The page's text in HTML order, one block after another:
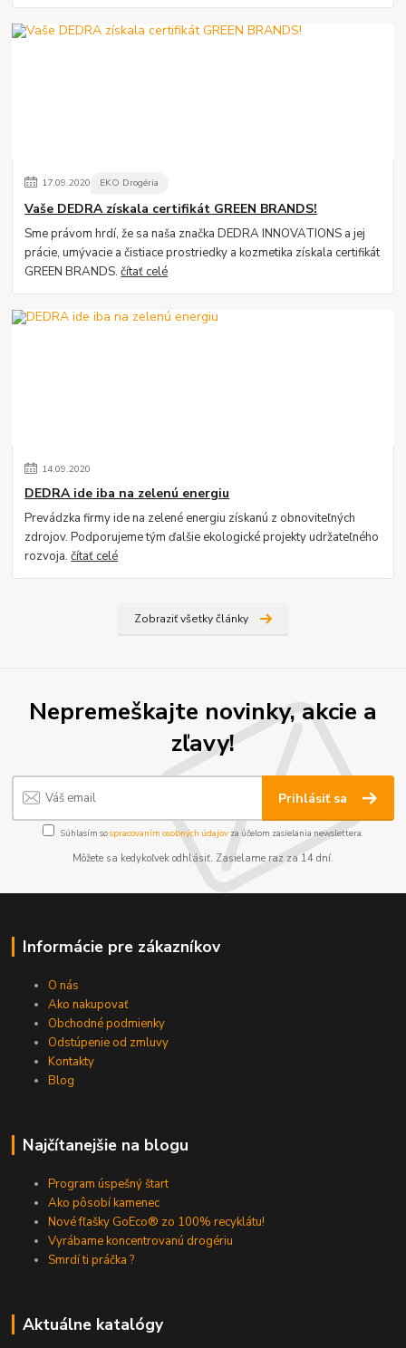
17.09.2020 EKO Drogéria
Vaše DEDRA získala certifikát GREEN BRANDS!
Sme právom hrdí, že sa naša značka DEDRA INNOVATIONS a jej
prácie, umývacie a čistiace prostriedky a kozmetika získala certifikát
GREEN BRANDS.čítať celé
14.09.2020
DEDRA ide iba na zelenú energiu
Prevádzka firmy ide na zelené energiu získanú z obnoviteľných
zdrojov. Podporujeme tým ďalšie ekologické projekty udržateľného
rozvoja.čítať celé
Zobraziť všetky články
Nepremeškajte novinky, akcie a
zľavy!
Prihlásiť sa
Súhlasím sospracovaním osobných údajov za účelom zasielania newslettera.
Môžete sa kedykoľvek odhlásiť. Zasielame raz za 14 dní.
Informácie pre zákazníkov
O nás
Ako nakupovať
Obchodné podmienky
Odstúpenie od zmluvy
Kontakty
Blog
Najčítanejšie na blogu
Program úspešný štart
Ako pôsobí kamenec
Nové fľašky GoEco® zo 100% recyklátu!
Vyrábame koncentrovanú drogériu
Smrdí ti práčka ?
Aktuálne katalógy